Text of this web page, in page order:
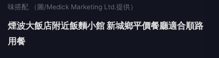
味搭配 （圖/Medick Marketing Ltd.提供）
煙波大飯店附近飯麵小館 新城鄉平價餐廳適合順路
用餐